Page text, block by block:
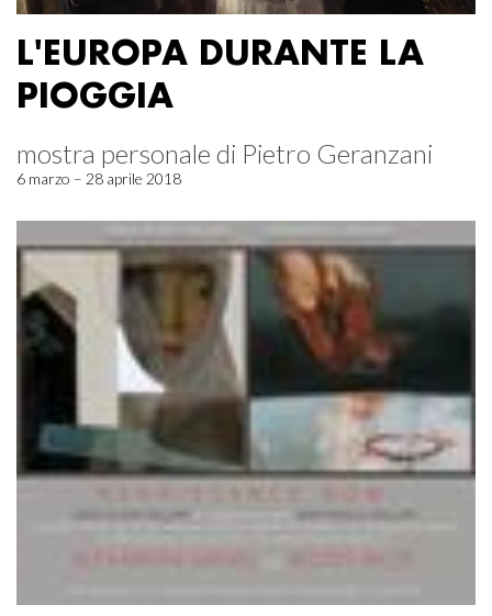
L'EUROPA DURANTE LA
PIOGGIA
mostra personale di Pietro Geranzani
6 marzo – 28 aprile 2018